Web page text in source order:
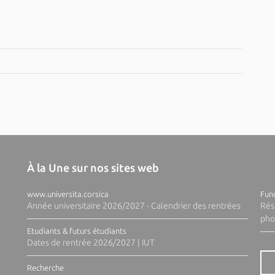
À la Une sur nos sites web
www.universita.corsica
Année universitaire 2026/2027 - Calendrier des rentrées
Etudiants & futurs étudiants
Dates de rentrée 2026/2027 | IUT
Recherche